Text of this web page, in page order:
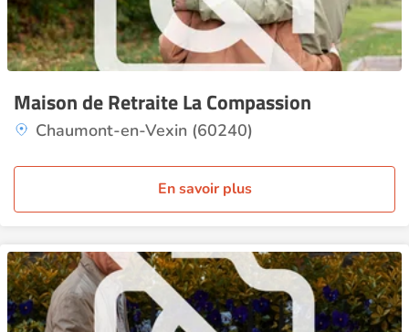
Maison de Retraite La Compassion
Chaumont-en-Vexin (60240)
En savoir plus